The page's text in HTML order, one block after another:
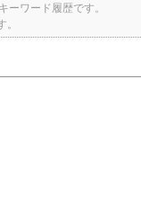
ーワード履歴です。